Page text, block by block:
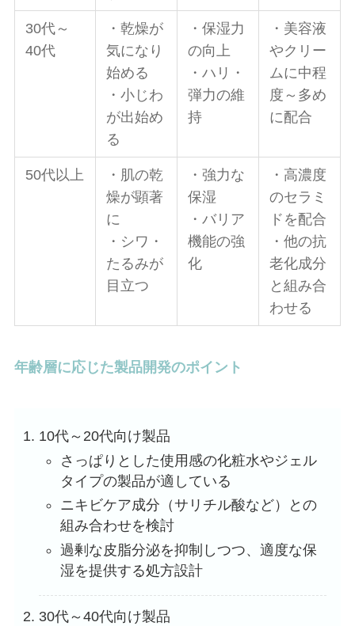
30代～
40代
・乾燥が
気になり
始める
・小じわ
が出始め
る
・保湿力
の向上
・ハリ・
弾力の維
持
・美容液
やクリー
ムに中程
度～多め
に配合
50代以上
・肌の乾
燥が顕著
に
・シワ・
たるみが
目立つ
・強力な
保湿
・バリア
機能の強
化
・高濃度
のセラミ
ドを配合
・他の抗
老化成分
と組み合
わせる
年齢層に応じた製品開発のポイント
10代～20代向け製品
さっぱりとした使用感の化粧水やジェル
タイプの製品が適している
ニキビケア成分（サリチル酸など）との
組み合わせを検討
過剰な皮脂分泌を抑制しつつ、適度な保
湿を提供する処方設計
30代～40代向け製品